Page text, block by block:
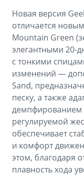
Новая версия
отличается
Mountain Green
элегантными 20-
с тонкими
изменений —
Sand,
песку, а также
регулируемой
обеспечивает
и комфорт
этом, благодаря
плавность хода